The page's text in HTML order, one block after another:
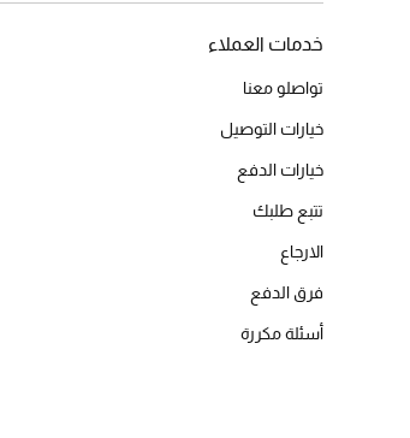
خدمات العملاء
تواصلو معنا
خيارات التوصيل
خيارات الدفع
تتبع طلبك
الارجاع
فرق الدفع
أسئلة مكررة